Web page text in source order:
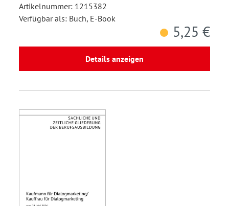
Artikelnummer: 1215382
Verfügbar als: Buch, E-Book
5,25 €
Details anzeigen